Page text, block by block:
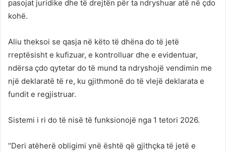
pasojat juridike dhe të drejtën për ta ndryshuar atë në çdo
kohë.
Aliu theksoi se qasja në këto të dhëna do të jetë
rreptësisht e kufizuar, e kontrolluar dhe e evidentuar,
ndërsa çdo qytetar do të mund ta ndryshojë vendimin me
një deklaratë të re, ku gjithmonë do të vlejë deklarata e
fundit e regjistruar.
Sistemi i ri do të nisë të funksionojë nga 1 tetori 2026.
“Deri atëherë obligimi ynë është që gjithçka të jetë e